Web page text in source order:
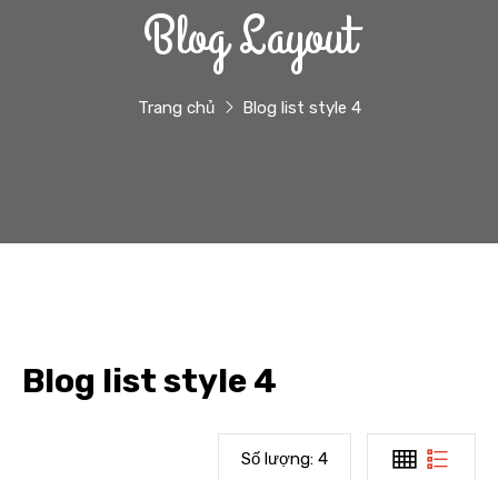
Blog Layout
Trang chủ Blog list style 4
Blog list style 4
Số lượng: 4